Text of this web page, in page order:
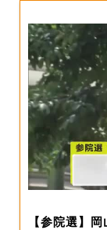
【参院選】